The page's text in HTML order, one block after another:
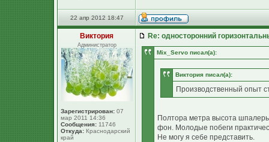
22 апр 2012 18:47
Виктория
Администратор
Зарегистрирован: 07
мар 2011 14:36
Сообщения: 11746
Откуда: Краснодарский
край
Re: односторонний
Mix_Servo писал(а):
Виктория писал(а):
Производственный опыт
Полтора метра высота
фон. Молодые побеги
Не могу я себе представить.